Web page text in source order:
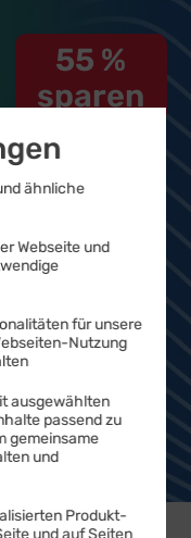
55 %
sparen
mtl.
)
ähnliche
Webseite und
für unsere
Nutzung
ausgewählten
passend zu
gemeinsame
und
Produkt-